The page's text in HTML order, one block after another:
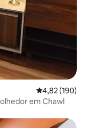
Classificação
4,82 (190)
em Chawl